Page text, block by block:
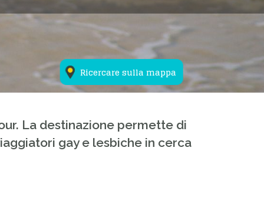
Ricercare sulla mappa
La destinazione permette di
gay e lesbiche in cerca